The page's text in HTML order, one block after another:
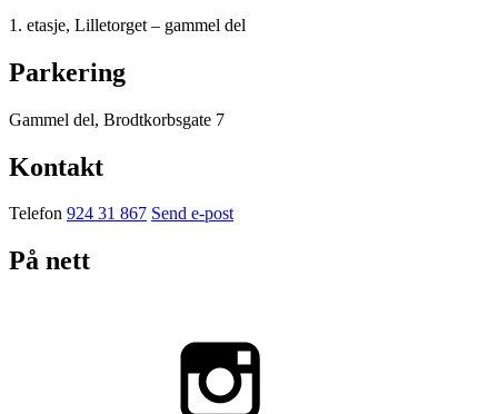
1. etasje, Lilletorget – gammel del
Parkering
Gammel del, Brodtkorbsgate 7
Kontakt
Telefon 924 31 867 Send e-post
På nett